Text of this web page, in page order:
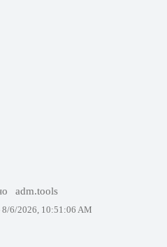
adm.tools
8/6/2026, 10:51:06 AM